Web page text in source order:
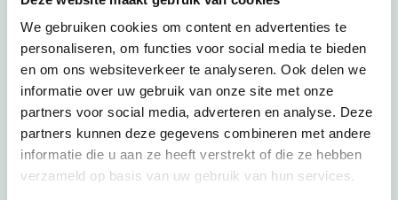
We gebruiken cookies om content en advertenties te
personaliseren, om functies voor social media te bieden
en om ons websiteverkeer te analyseren. Ook delen we
informatie over uw gebruik van onze site met onze
partners voor social media, adverteren en analyse. Deze
partners kunnen deze gegevens combineren met andere
informatie die u aan ze heeft verstrekt of die ze hebben
verzameld op basis van uw gebruik van hun services.